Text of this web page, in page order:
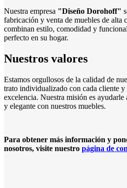
Nuestra empresa "Diseño Dorohoff"
fabricación y venta de muebles de alta
combinan estilo, comodidad y
perfecto en su hogar.
Nuestros valores
Estamos orgullosos de la calidad de
trato individualizado con cada cliente y
excelencia. Nuestra misión es ayudarle
y elegante con nuestros muebles.
Para obtener más información y
nosotros, visite nuestro página de